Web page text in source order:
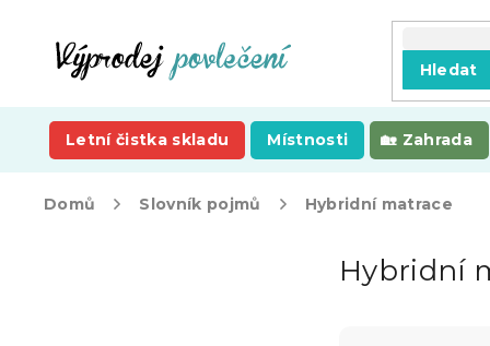
Hledat
Letní čistka skladu Místnosti Zahrada
Domů Slovník pojmů Hybridní matrace
Hybridní